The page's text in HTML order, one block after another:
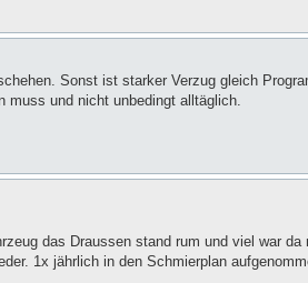
Sonst ist starker Verzug gleich
muss und nicht unbedingt alltäglich.
das Draussen stand rum und viel war da
1x jährlich in den Schmierplan